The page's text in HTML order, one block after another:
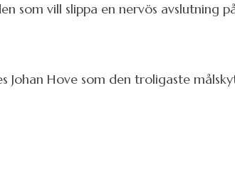
som vill slippa en nervös avslutning
Johan Hove som den troligaste